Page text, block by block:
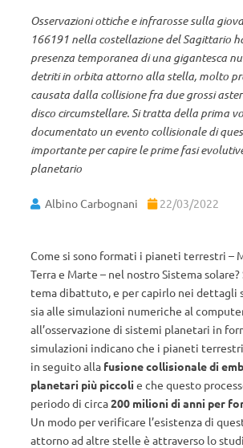
Osservazioni ottiche e infrarosse sulla
166191 nella costellazione del Sagittario
presenza temporanea di una gigantesca
detriti in orbita attorno alla stella, molto
causata dalla collisione fra due grossi
disco circumstellare. Si tratta della prima
documentato un evento collisionale di
importante per capire le prime fasi
planetario
Albino Carbognani 22/03/2022
Come si sono formati i pianeti terrestri –
Terra e Marte – nel nostro Sistema
tema dibattuto, e per capirlo nei dettagli
sia alle simulazioni numeriche al
all’osservazione di sistemi planetari in
simulazioni indicano che i pianeti
in seguito alla fusione collisionale di
planetari più piccoli e che questo
periodo di circa200 milioni di anni per
Un modo per verificare l’esistenza di
attorno ad altre stelle è attraverso lo